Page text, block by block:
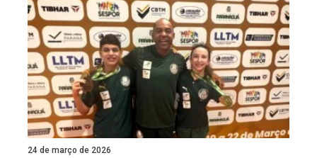
24 de março de 2026